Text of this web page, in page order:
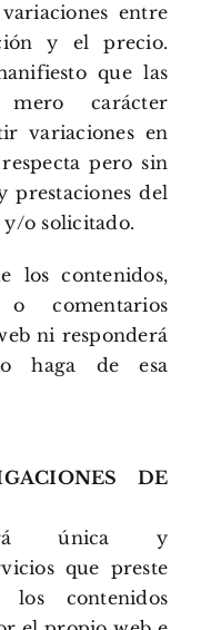
entre
y el precio.
que las
carácter
variaciones en
pero sin
prestaciones del
o solicitado.
los contenidos,
o comentarios
ni responderá
haga de esa
DE
única y
que preste
contenidos